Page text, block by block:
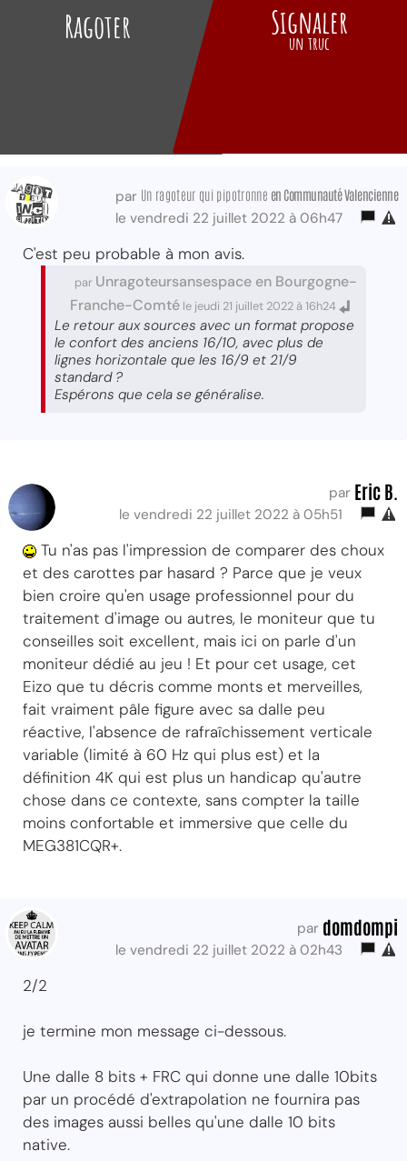
Ragoter Signaler
un truc
par Un ragoteur qui pipotronne en Communauté Valencienne
le vendredi 22 juillet 2022 à 06h47
C'est peu probable à mon avis.
par Unragoteursansespace en Bourgogne-
Franche-Comté le jeudi 21 juillet 2022 à 16h24
Le retour aux sources avec un format propose
le confort des anciens 16/10, avec plus de
lignes horizontale que les 16/9 et 21/9
standard ?
Espérons que cela se généralise.
par Eric B.
le vendredi 22 juillet 2022 à 05h51
Tu n'as pas l'impression de comparer des choux
et des carottes par hasard ? Parce que je veux
bien croire qu'en usage professionnel pour du
traitement d'image ou autres, le moniteur que tu
conseilles soit excellent, mais ici on parle d'un
moniteur dédié au jeu ! Et pour cet usage, cet
Eizo que tu décris comme monts et merveilles,
fait vraiment pâle figure avec sa dalle peu
réactive, l'absence de rafraîchissement verticale
variable (limité à 60 Hz qui plus est) et la
définition 4K qui est plus un handicap qu'autre
chose dans ce contexte, sans compter la taille
moins confortable et immersive que celle du
MEG381CQR+.
par domdompi
le vendredi 22 juillet 2022 à 02h43
2/2
je termine mon message ci-dessous.
Une dalle 8 bits + FRC qui donne une dalle 10bits
par un procédé d'extrapolation ne fournira pas
des images aussi belles qu'une dalle 10 bits
native.